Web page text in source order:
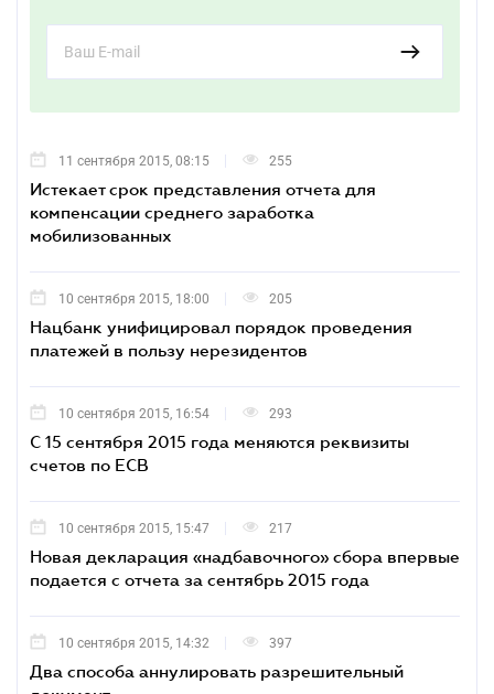
11 сентября 2015, 08:15 255
Истекает срок представления отчета для
компенсации среднего заработка
мобилизованных
10 сентября 2015, 18:00 205
Нацбанк унифицировал порядок проведения
платежей в пользу нерезидентов
10 сентября 2015, 16:54 293
С 15 сентября 2015 года меняются реквизиты
счетов по ЕСВ
10 сентября 2015, 15:47 217
Новая декларация «надбавочного» сбора впервые
подается с отчета за сентябрь 2015 года
10 сентября 2015, 14:32 397
Два способа аннулировать разрешительный